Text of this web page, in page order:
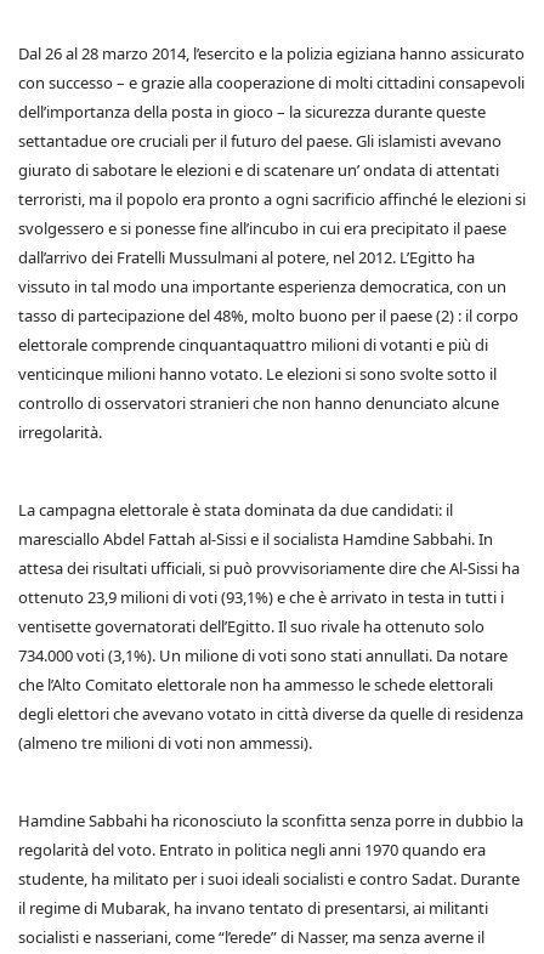
Dal 26 al 28 marzo 2014, l’esercito e la polizia egiziana hanno assicurato
con successo – e grazie alla cooperazione di molti cittadini consapevoli
dell’importanza della posta in gioco – la sicurezza durante queste
settantadue ore cruciali per il futuro del paese. Gli islamisti avevano
giurato di sabotare le elezioni e di scatenare un’ ondata di attentati
terroristi, ma il popolo era pronto a ogni sacrificio affinché le elezioni si
svolgessero e si ponesse fine all’incubo in cui era precipitato il paese
dall’arrivo dei Fratelli Mussulmani al potere, nel 2012. L’Egitto ha
vissuto in tal modo una importante esperienza democratica, con un
tasso di partecipazione del 48%, molto buono per il paese (2) : il corpo
elettorale comprende cinquantaquattro milioni di votanti e più di
venticinque milioni hanno votato. Le elezioni si sono svolte sotto il
controllo di osservatori stranieri che non hanno denunciato alcune
irregolarità.
La campagna elettorale è stata dominata da due candidati: il
maresciallo Abdel Fattah al-Sissi e il socialista Hamdine Sabbahi. In
attesa dei risultati ufficiali, si può provvisoriamente dire che Al-Sissi ha
ottenuto 23,9 milioni di voti (93,1%) e che è arrivato in testa in tutti i
ventisette governatorati dell’Egitto. Il suo rivale ha ottenuto solo
734.000 voti (3,1%). Un milione di voti sono stati annullati. Da notare
che l’Alto Comitato elettorale non ha ammesso le schede elettorali
degli elettori che avevano votato in città diverse da quelle di residenza
(almeno tre milioni di voti non ammessi).
Hamdine Sabbahi ha riconosciuto la sconfitta senza porre in dubbio la
regolarità del voto. Entrato in politica negli anni 1970 quando era
studente, ha militato per i suoi ideali socialisti e contro Sadat. Durante
il regime di Mubarak, ha invano tentato di presentarsi, ai militanti
socialisti e nasseriani, come “l’erede” di Nasser, ma senza averne il